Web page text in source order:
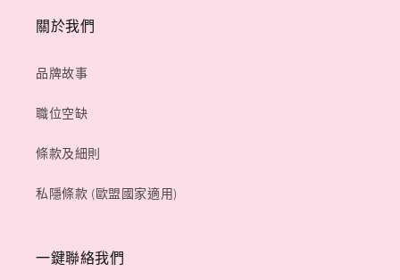
關於我們
品牌故事
職位空缺
條款及細則
私隱條款 (歐盟國家適用)
一鍵聯絡我們